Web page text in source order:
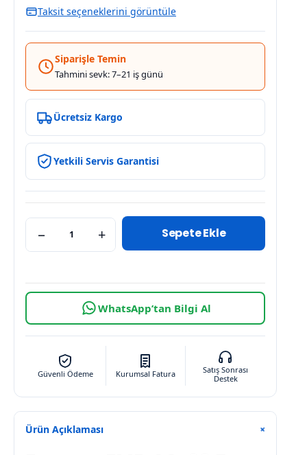
Taksit seçeneklerini görüntüle
Siparişle Temin
Tahmini sevk: 7–21 iş günü
Ücretsiz Kargo
Yetkili Servis Garantisi
− + Sepete Ekle
WhatsApp’tan Bilgi Al
Güvenli Ödeme Kurumsal Fatura
Satış Sonrası
Destek
Ürün Açıklaması +